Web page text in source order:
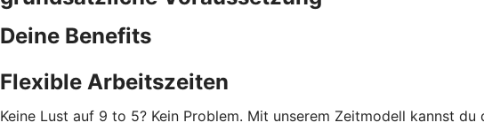
Deine Benefits
Flexible Arbeitszeiten
Keine Lust auf 9 to 5? Kein Problem. Mit unserem Zeitmodell kannst